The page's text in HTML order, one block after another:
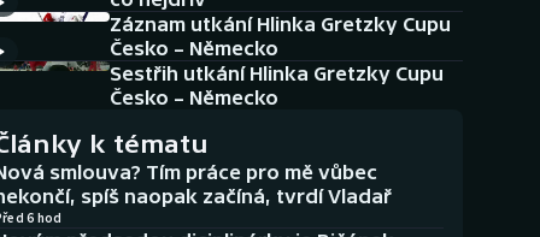
AZ kvíz
Záznam utkání Hlinka Gretzky Cupu
Česko – Německo
Sestřih utkání Hlinka Gretzky Cupu
Česko – Německo
k tématu
smlouva? Tím práce pro mě vůbec
spíš naopak začíná, tvrdí Vladař
6 hod